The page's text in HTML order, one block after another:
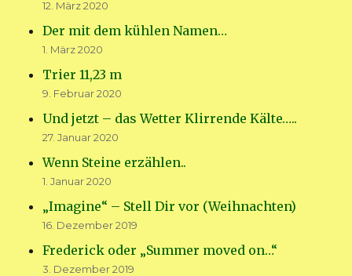
12. März 2020
Der mit dem kühlen Namen…
1. März 2020
Trier 11,23 m
9. Februar 2020
Und jetzt – das Wetter Klirrende Kälte…..
27. Januar 2020
Wenn Steine erzählen..
1. Januar 2020
„Imagine“ – Stell Dir vor (Weihnachten)
16. Dezember 2019
Frederick oder „Summer moved on…“
3. Dezember 2019